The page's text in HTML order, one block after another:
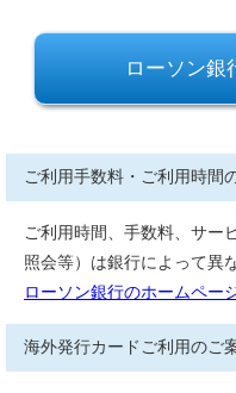
ローソン銀
ご利用手数料・ご利用時間
ご利用時間、手数料、サー
照会等）は銀行によって異
ローソン銀行のホームペー
海外発行カードご利用のご